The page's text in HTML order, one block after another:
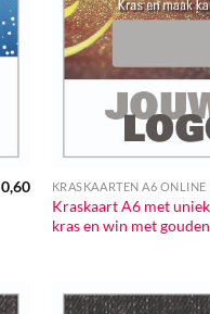
0,60 KRASKAARTEN A6
Kraskaart A6 met
kras en win met